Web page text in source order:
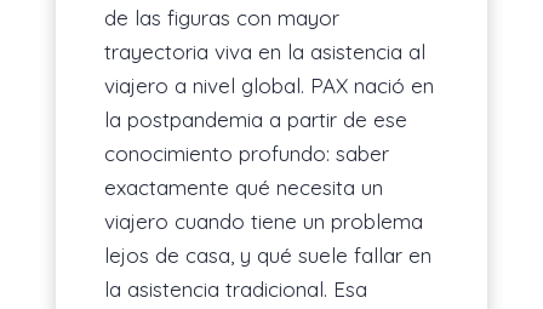
de las figuras con mayor
trayectoria viva en la asistencia al
viajero a nivel global. PAX nació en
la postpandemia a partir de ese
conocimiento profundo: saber
exactamente qué necesita un
viajero cuando tiene un problema
lejos de casa, y qué suele fallar en
la asistencia tradicional. Esa